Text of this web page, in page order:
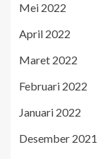
Mei 2022
April 2022
Maret 2022
Februari 2022
Januari 2022
Desember 2021